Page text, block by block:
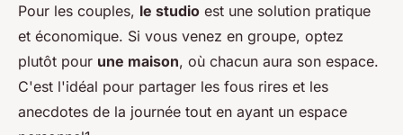
Pour les couples, le studio est une solution pratique
et économique. Si vous venez en groupe, optez
plutôt pour une maison, où chacun aura son espace.
C'est l'idéal pour partager les fous rires et les
anecdotes de la journée tout en ayant un espace